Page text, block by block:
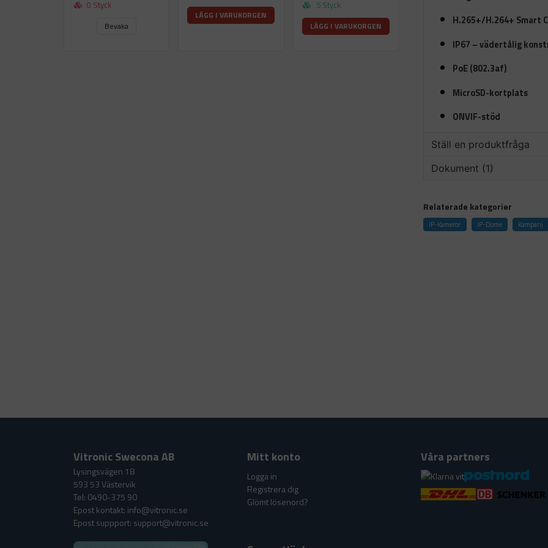
0 Styck
Bevaka
LÄGG I VARUKORGEN
5 Styck
LÄGG I VARUKORGEN
H.265+/H.264+ Smart
IP67 – vädertålig
PoE (802.3af)
MicroSD-kortplats
ONVIF-stöd
Ställ en produktfråga
question
Fråga oss något om
Dokument (1)
442.09 KB
Relaterade kategorier
IP-Kameror IP-Dome Kampanj
Vitronic Swecona AB
Lysingsvägen 18
593 53 Västervik
Tel: 0490-375 90
Epost kontakt: info@vitronic.se
Epost suppport: support@vitronic.se
Mitt konto
Logga in
Registrera dig
Glömt lösenord?
Våra partners